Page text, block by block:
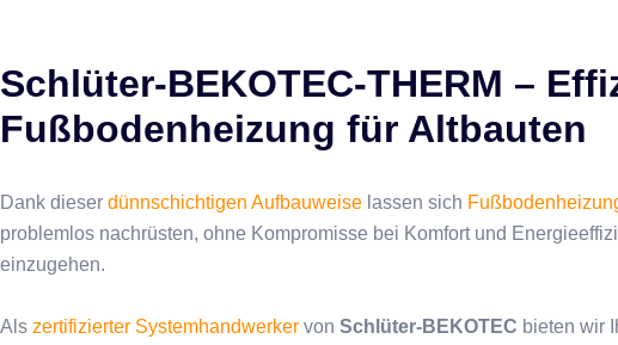
Schlüter-BEKOTEC-THERM –
Fußbodenheizung für Altbauten
Dank dieser dünnschichtigen Aufbauweise lassen sich
problemlos nachrüsten, ohne Kompromisse bei Komfort und
einzugehen.
Als zertifizierter Systemhandwerker von Schlüter-BEKOTEC bieten wir